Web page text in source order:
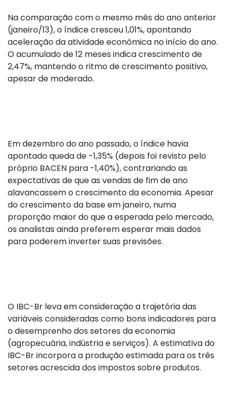
Na comparação com o mesmo mês do ano anterior
(janeiro/13), o índice cresceu 1,01%, apontando
aceleração da atividade econômica no início do ano.
O acumulado de 12 meses indica crescimento de
2,47%, mantendo o ritmo de crescimento positivo,
apesar de moderado.
Em dezembro do ano passado, o índice havia
apontado queda de -1,35% (depois foi revisto pelo
próprio BACEN para -1,40%), contrariando as
expectativas de que as vendas de fim de ano
alavancassem o crescimento da economia. Apesar
do crescimento da base em janeiro, numa
proporção maior do que a esperada pelo mercado,
os analistas ainda preferem esperar mais dados
para poderem inverter suas previsões.
O IBC-Br leva em consideração a trajetória das
variáveis consideradas como bons indicadores para
o desemprenho dos setores da economia
(agropecuária, indústria e serviços). A estimativa do
IBC-Br incorpora a produção estimada para os três
setores acrescida dos impostos sobre produtos.